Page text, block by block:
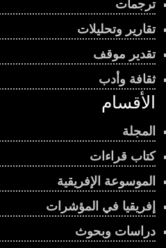
ترجمات
تقارير وتحليلات
تقدير موقف
ثقافة وأدب
الأقسام
المجلة
كتاب قراءات
الموسوعة الإفريقية
إفريقيا في المؤشرات
دراسات وبحوث